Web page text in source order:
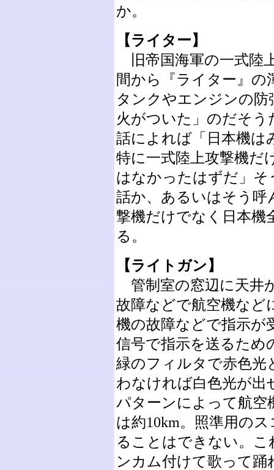
か。
【ライター】
旧帝国海軍の一式陸
間から『ライター』の
タンクやエンジンの防
火がついた」のだそ
話によれば「日本機は
特に一式陸上攻撃機だ
はなかったはずだ」そ
話か、あるいはそう呼
撃機だけでなく日本機
る。
【ライトガン】
管制室の窓辺に天井
故障などで航空機など
機の故障などで指示が
信号で指示を送るため
緑のフィルタで赤色光
わなければ白色光が出
パターンによって航空
は約10km。照準用の
ることはできない。
ンカム付けて歌って